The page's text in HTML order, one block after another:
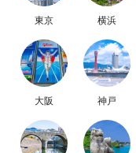
東京 横浜
大阪 神戸